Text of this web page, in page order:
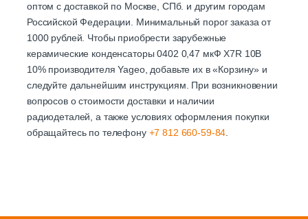
оптом с доставкой по Москве, СПб. и другим городам
Российской Федерации. Минимальный порог заказа от
1000 рублей. Чтобы приобрести зарубежные
керамические конденсаторы 0402 0,47 мкФ X7R 10В
10% производителя Yageo, добавьте их в «Корзину» и
следуйте дальнейшим инструкциям. При возникновении
вопросов о стоимости доставки и наличии
радиодеталей, а также условиях оформления покупки
обращайтесь по телефону +7 812 660-59-84.